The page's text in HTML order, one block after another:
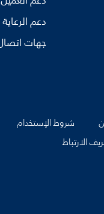
دعم
جهات
شروط الإستخدام
الارتباط